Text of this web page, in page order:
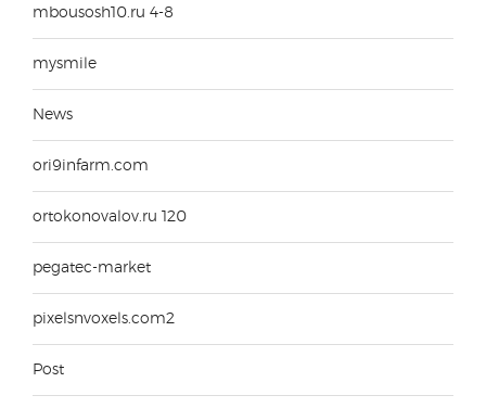
mbousosh10.ru 4-8
mysmile
News
ori9infarm.com
ortokonovalov.ru 120
pegatec-market
pixelsnvoxels.com2
Post